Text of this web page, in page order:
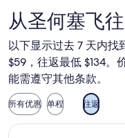
从圣何塞飞
以下显示过去 7 天内找
$59，往返最低 $134。
能需遵守其他条款。
所有优惠 单程 往返
选择美國西南航空航班